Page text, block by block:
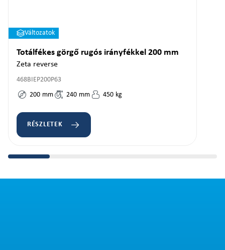
Változatok
Totálfékes görgő rugós irányfékkel 200 mm
Zeta reverse
468BIEP200P63
200 mm 240 mm 450 kg
RÉSZLETEK